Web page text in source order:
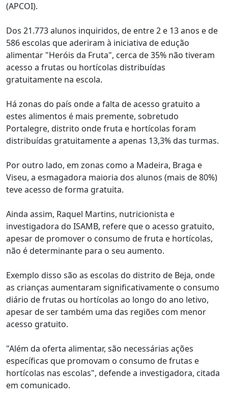
(APCOI).
Dos 21.773 alunos inquiridos, de entre 2 e 13 anos e de
586 escolas que aderiram à iniciativa de edução
alimentar "Heróis da Fruta", cerca de 35% não tiveram
acesso a frutas ou hortícolas distribuídas
gratuitamente na escola.
Há zonas do país onde a falta de acesso gratuito a
estes alimentos é mais premente, sobretudo
Portalegre, distrito onde fruta e hortícolas foram
distribuídas gratuitamente a apenas 13,3% das turmas.
Por outro lado, em zonas como a Madeira, Braga e
Viseu, a esmagadora maioria dos alunos (mais de 80%)
teve acesso de forma gratuita.
Ainda assim, Raquel Martins, nutricionista e
investigadora do ISAMB, refere que o acesso gratuito,
apesar de promover o consumo de fruta e hortícolas,
não é determinante para o seu aumento.
Exemplo disso são as escolas do distrito de Beja, onde
as crianças aumentaram significativamente o consumo
diário de frutas ou hortícolas ao longo do ano letivo,
apesar de ser também uma das regiões com menor
acesso gratuito.
"Além da oferta alimentar, são necessárias ações
específicas que promovam o consumo de frutas e
hortícolas nas escolas", defende a investigadora, citada
em comunicado.